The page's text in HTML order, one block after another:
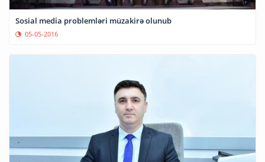
Sosial media problemləri müzakirə olunub
05-05-2016